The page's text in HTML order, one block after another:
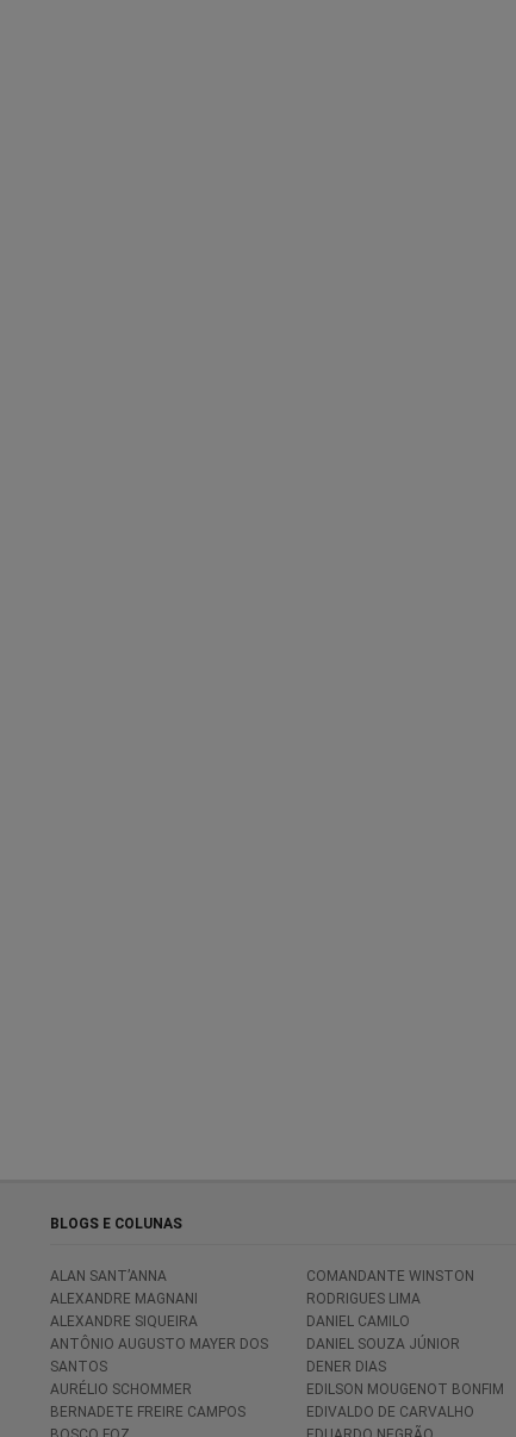
BLOGS E COLUNAS
ALAN SANT’ANNA
ALEXANDRE MAGNANI
ALEXANDRE SIQUEIRA
ANTÔNIO AUGUSTO MAYER DOS
SANTOS
AURÉLIO SCHOMMER
BERNADETE FREIRE CAMPOS
COMANDANTE WINSTON
RODRIGUES LIMA
DANIEL CAMILO
DANIEL SOUZA JÚNIOR
DENER DIAS
EDILSON MOUGENOT BONFIM
EDIVALDO DE CARVALHO